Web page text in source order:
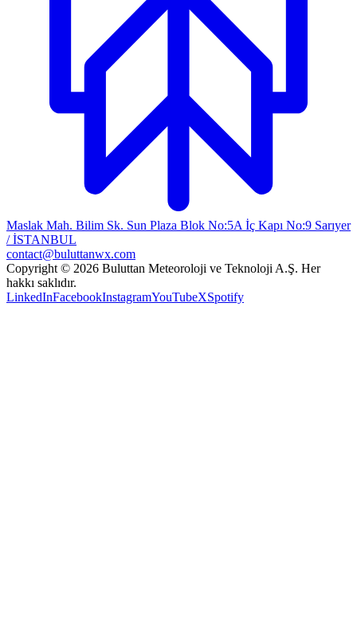
Maslak Mah. Bilim Sk. Sun Plaza Blok No:5A İç Kapı No:9 Sarıyer
/ İSTANBUL
contact@buluttanwx.com
Copyright © 2026 Buluttan Meteoroloji ve Teknoloji A.Ş. Her
hakkı saklıdır.
LinkedInFacebookInstagramYouTubeXSpotify